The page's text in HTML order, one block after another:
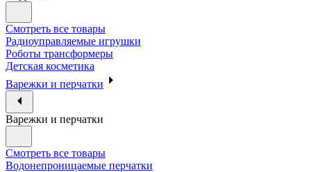
Смотреть все товары
Радиоуправляемые игрушки
Роботы трансформеры
Детская косметика
Варежки и перчатки
Варежки и перчатки
Смотреть все товары
Водонепроницаемые перчатки